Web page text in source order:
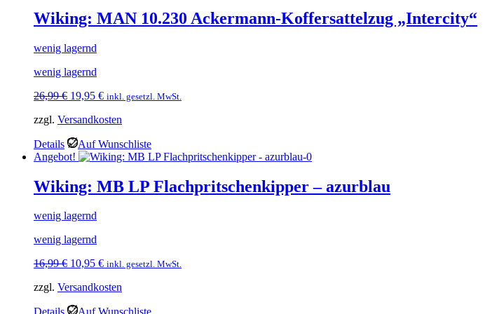
Wiking: MAN 10.230 Ackermann-Koffersattelzug „Intercity“
wenig lagernd
wenig lagernd
26,99€ Ursprünglicher
war:
19,95 €Aktueller
ist:
inkl. gesetzl. MwSt.
zzgl. Versandkosten
Details
Auf Wunschliste
Angebot!
Wiking: MB LP Flachpritschenkipper – azurblau
wenig lagernd
wenig lagernd
16,99€ Ursprünglicher
war:
10,95 €Aktueller
ist:
inkl. gesetzl. MwSt.
zzgl. Versandkosten